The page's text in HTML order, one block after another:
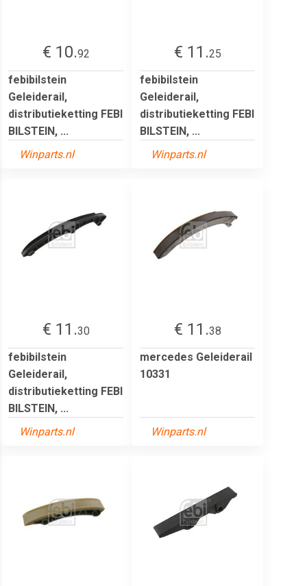
€ 10.92
febibilstein
Geleiderail,
distributieketting FEBI
BILSTEIN, ...
Winparts.nl
€ 11.25
febibilstein
Geleiderail,
distributieketting FEBI
BILSTEIN, ...
Winparts.nl
€ 11.30
febibilstein
Geleiderail,
distributieketting FEBI
BILSTEIN, ...
Winparts.nl
€ 11.38
mercedes Geleiderail
10331
Winparts.nl